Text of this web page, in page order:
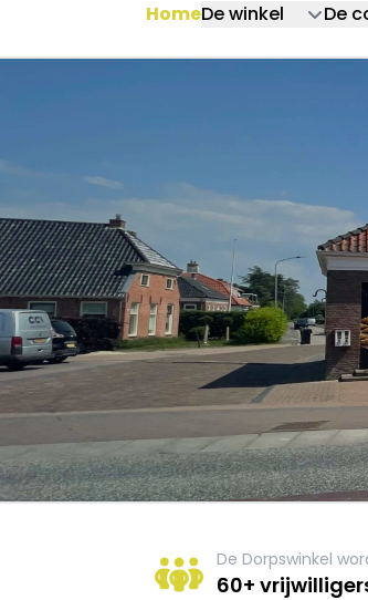
HomeDe winkel De
De Dorpswinkel
60+